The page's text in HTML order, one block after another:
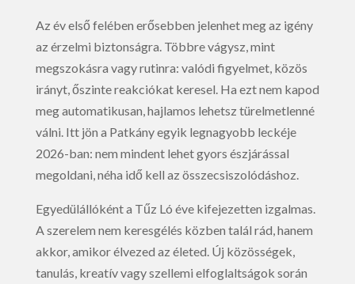
Az év első felében erősebben jelenhet meg az igény
az érzelmi biztonságra. Többre vágysz, mint
megszokásra vagy rutinra: valódi figyelmet, közös
irányt, őszinte reakciókat keresel. Ha ezt nem kapod
meg automatikusan, hajlamos lehetsz türelmetlenné
válni. Itt jön a Patkány egyik legnagyobb leckéje
2026-ban: nem mindent lehet gyors észjárással
megoldani, néha idő kell az összecsiszolódáshoz.
Egyedülállóként a Tűz Ló éve kifejezetten izgalmas.
A szerelem nem keresgélés közben talál rád, hanem
akkor, amikor élvezed az életed. Új közösségek,
tanulás, kreatív vagy szellemi elfoglaltságok során